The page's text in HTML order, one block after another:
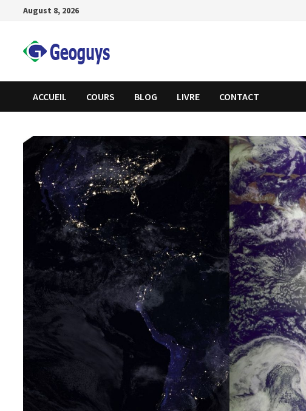
content
August 8, 2026
ACCUEIL COURS BLOG LIVRE CONTACT